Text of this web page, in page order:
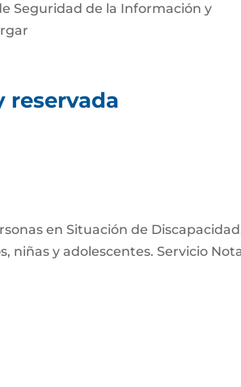
Seguridad de la Información y
reservada
en Situación de
niñas y adolescentes. Servicio